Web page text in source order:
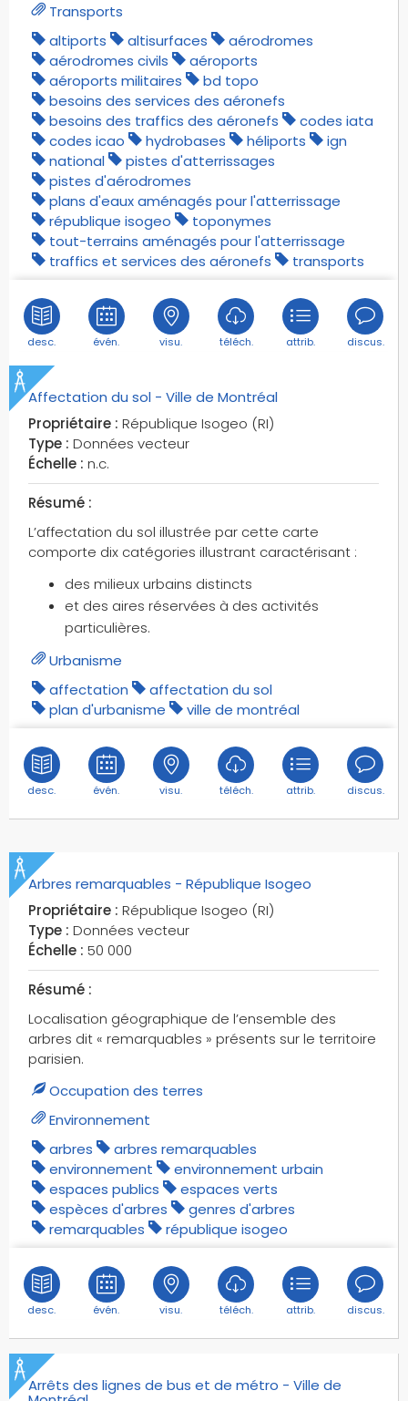
cimetières civils
cimetières militaires
circonscriptions administratives
cirques
citernes
clochers
clotures naturelles
clôtures
code insee
codes du pays
codes hydrographiques
codes icao
codes postaux
codes siren
collectivités territoriales
collèges
colonnes de verre
cols
commerce
commerces
commissariats
communautés d'agglomérations
communautés de communes
communautés urbaines
communes
complexes sportifs
composte
composteurs
conduits buse
confinement
confluents
constructions linéaires
constructions légères
constructions ponctuelles
constructions relatifs aux réseaux de
transports
constructions surfaciques
contracting authority
coronavirus
couloirs de bus ouverts aux vélos
cours d' eau
covid-19
crime
criminalité
croisements
croix
crètes
créations artistiques
culture
cyclisme
dalles
dasco
Transports
altiports
altisurfaces
aérodromes
aérodromes civils
aéroports
aéroports militaires
bd topo
besoins des services des aéronefs
besoins des traffics des aéronefs
codes iata
codes icao
hydrobases héliports
ign
national
pistes d'atterrissages
pistes d'aérodromes
plans d'eaux aménagés pour l'atterrissage
république isogeo
toponymes
tout-terrains aménagés pour l'atterrissage
traffics et services des aéronefs
transports
desc. évén. visu. téléch. attrib. discus.
Affectation du sol - Ville de Montréal
Propriétaire : République Isogeo (RI)
Type : Données vecteur
Échelle : n.c.
Résumé :
L’affectation du sol illustrée par cette carte
comporte dix catégories illustrant caractérisant :
des milieux urbains distincts
et des aires réservées à des activités
particulières.
Urbanisme
affectation
affectation du sol
plan d'urbanisme
ville de montréal
desc. évén. visu. téléch. attrib. discus.
Arbres remarquables - République Isogeo
Propriétaire : République Isogeo (RI)
Type : Données vecteur
Échelle : 50 000
Résumé :
Localisation géographique de l’ensemble des
arbres dit « remarquables » présents sur le territoire
parisien.
Occupation des terres
Environnement
arbres
arbres remarquables
environnement
environnement urbain
espaces publics
espaces verts
espèces d'arbres
genres d'arbres
remarquables
république isogeo
desc. évén. visu. téléch. attrib. discus.
Arrêts des lignes de bus et de métro - Ville de